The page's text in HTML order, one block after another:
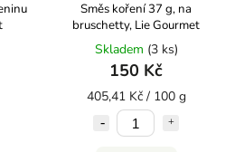
Směs koření 37 g, na
bruschetty, Lie Gourmet
Skladem (3 ks)
150 Kč
405,41 Kč / 100 g